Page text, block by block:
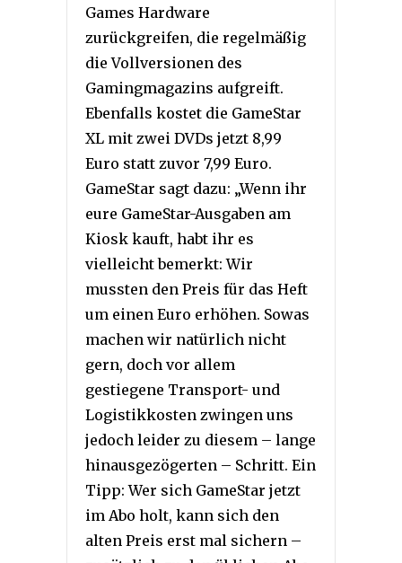
Games Hardware
zurückgreifen, die regelmäßig
die Vollversionen des
Gamingmagazins aufgreift.
Ebenfalls kostet die GameStar
XL mit zwei DVDs jetzt 8,99
Euro statt zuvor 7,99 Euro.
GameStar sagt dazu: „Wenn ihr
eure GameStar-Ausgaben am
Kiosk kauft, habt ihr es
vielleicht bemerkt: Wir
mussten den Preis für das Heft
um einen Euro erhöhen. Sowas
machen wir natürlich nicht
gern, doch vor allem
gestiegene Transport- und
Logistikkosten zwingen uns
jedoch leider zu diesem – lange
hinausgezögerten – Schritt. Ein
Tipp: Wer sich GameStar jetzt
im Abo holt, kann sich den
alten Preis erst mal sichern –